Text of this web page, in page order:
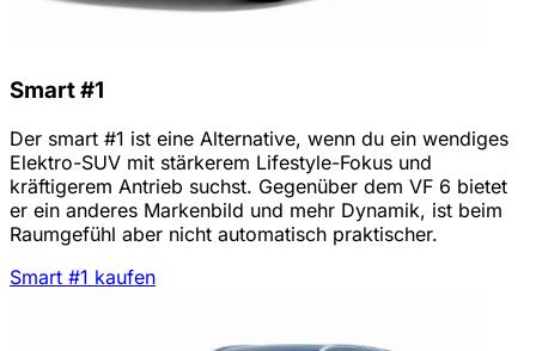
Smart #1
Der smart #1 ist eine Alternative, wenn du ein wendiges
Elektro-SUV mit stärkerem Lifestyle-Fokus und
kräftigerem Antrieb suchst. Gegenüber dem VF 6 bietet
er ein anderes Markenbild und mehr Dynamik, ist beim
Raumgefühl aber nicht automatisch praktischer.
Smart #1 kaufen